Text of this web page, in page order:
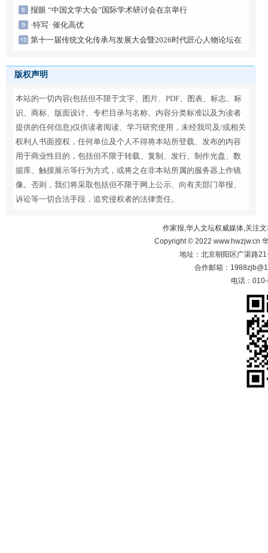
报眼 “中国文学大会”国际学术研讨会在京举行
·特写· 催化高优
第十一届传统文化传承与发展大会暨2026时代匠心人物论坛在
版权声明
本站的一切内容(包括但不限于文字、图片、PDF、图表、标志、标
识、商标、版面设计、专栏目录与名称、内容分类标准以及为读者
提供的任何信息)仅供读者阅读、学习研究使用，未经我司及/或相关
权利人书面授权，任何单位及个人不得将本站所登载、发布的内容
用于商业性目的，包括但不限于转载、复制、发行、制作光盘、数
据库、触摸展示等行为方式，或将之在非本站所属的服务器上作镜
像。否则，我们将采取包括但不限于网上公示、向有关部门举报、
诉讼等一切合法手段，追究侵权者的法律责任。
作家报,华人文坛权威媒体,关注
Copyright © 2022 www.hwzjw.cn
地址：北京朝阳区广渠路
合作邮箱：
电话：